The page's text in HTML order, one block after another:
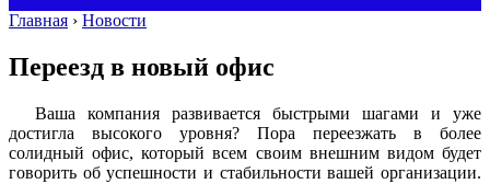
Главная › Новости
Переезд в новый офис
Ваша компания развивается быстрыми шагами и уже
достигла высокого уровня? Пора переезжать в более
солидный офис, который всем своим внешним видом будет
говорить об успешности и стабильности вашей организации.